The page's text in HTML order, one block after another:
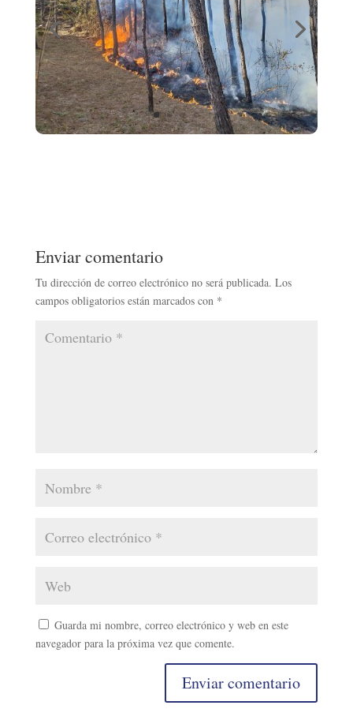
Enviar comentario
Tu dirección de correo electrónico no será publicada. Los
campos obligatorios están marcados con *
Guarda mi nombre, correo electrónico y web en este
navegador para la próxima vez que comente.